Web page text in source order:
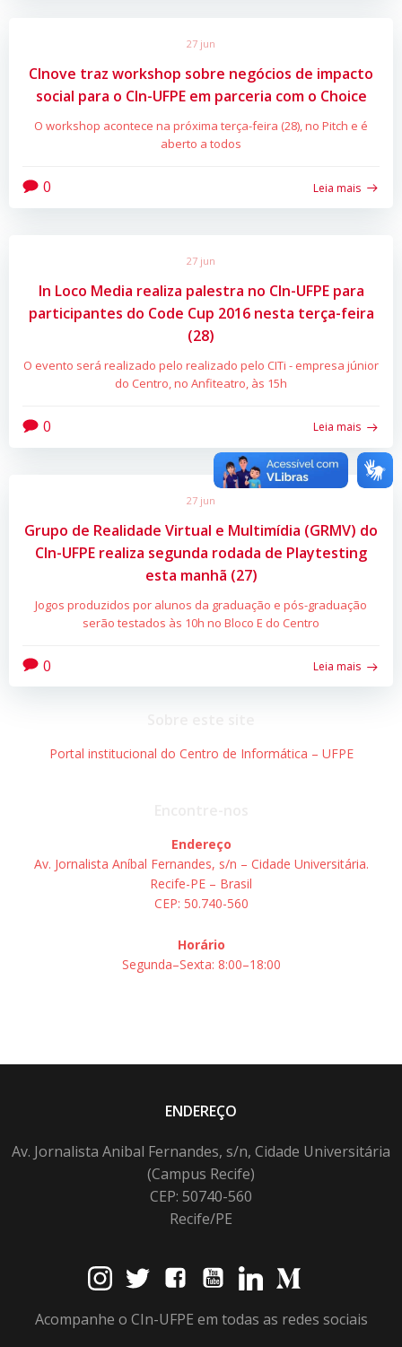
27 jun
CInove traz workshop sobre negócios de impacto
social para o CIn-UFPE em parceria com o Choice
O workshop acontece na próxima terça-feira (28), no Pitch e é
aberto a todos
0 Leia mais
27 jun
In Loco Media realiza palestra no CIn-UFPE para
participantes do Code Cup 2016 nesta terça-feira
(28)
O evento será realizado pelo realizado pelo CITi - empresa júnior
do Centro, no Anfiteatro, às 15h
0 Leia mais
27 jun
Grupo de Realidade Virtual e Multimídia (GRMV) do
CIn-UFPE realiza segunda rodada de Playtesting
esta manhã (27)
Jogos produzidos por alunos da graduação e pós-graduação
serão testados às 10h no Bloco E do Centro
0 Leia mais
Portal institucional do Centro de Informática – UFPE
Endereço
Av. Jornalista Aníbal Fernandes, s/n – Cidade Universitária.
Recife-PE – Brasil
CEP: 50.740-560
Horário
Segunda–Sexta: 8:00–18:00
ENDEREÇO
Av. Jornalista Anibal Fernandes, s/n, Cidade Universitária
(Campus Recife)
CEP: 50740-560
Recife/PE
Acompanhe o CIn-UFPE em todas as redes sociais